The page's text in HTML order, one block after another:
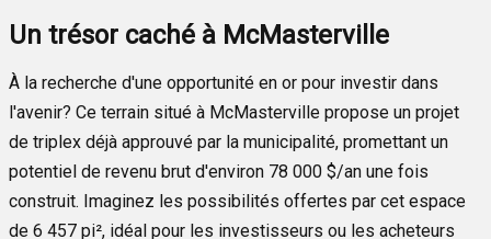
Un trésor caché à McMasterville
À la recherche d'une opportunité en or pour investir dans
l'avenir? Ce terrain situé à McMasterville propose un projet
de triplex déjà approuvé par la municipalité, promettant un
potentiel de revenu brut d'environ 78 000 $/an une fois
construit. Imaginez les possibilités offertes par cet espace
de 6 457 pi², idéal pour les investisseurs ou les acheteurs